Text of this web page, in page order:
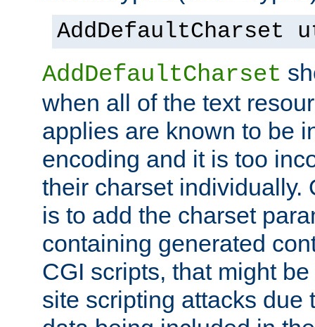
AddDefaultCharset
AddDefaultCharset
when all of the text
applies are known to be
encoding and it is too
their charset individually.
is to add the charset
containing generated
CGI scripts, that might
site scripting attacks due